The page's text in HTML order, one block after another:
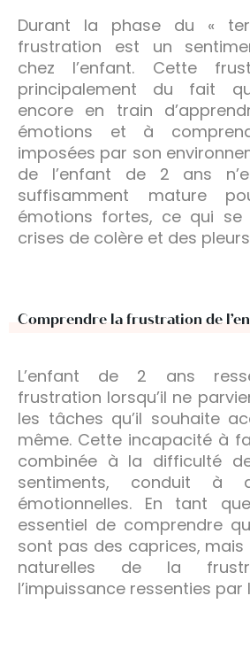
Durant la phase du «
frustration est un
chez l’enfant. Cette
principalement du fait
encore en train
émotions et à
imposées par son
de l’enfant de 2 ans
suffisamment mature
émotions fortes, ce qui
crises de colère et des
Comprendre la frustration de
L’enfant de 2 ans
frustration lorsqu’il ne
les tâches qu’il souhaite
même. Cette incapacité à
combinée à la difficulté
sentiments, conduit à
émotionnelles. En tant
essentiel de comprendre
sont pas des caprices, mais
naturelles de la
l’impuissance ressenties par